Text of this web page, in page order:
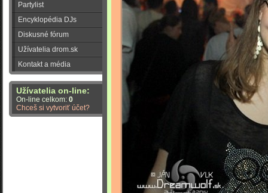
Partylist
Encyklopédia DJs
Diskusné fórum
Užívatelia drom.sk
Kontakt a média
Užívatelia on-line:
On-line celkom: 0
Chceš si vytvoriť účet?